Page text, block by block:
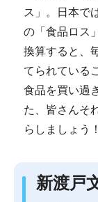
ス」。日本で
の「食品ロス
換算すると、
てられている
食品を買い過
た、皆さんそ
らしましょう！
新渡戸